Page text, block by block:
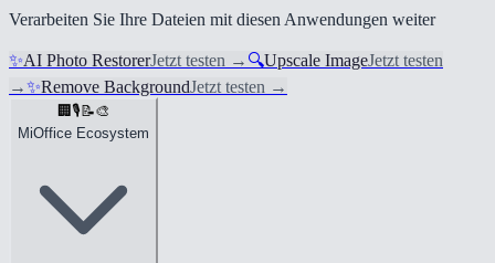
Verarbeiten Sie Ihre Dateien mit diesen Anwendungen weiter
✨AI Photo RestorerJetzt testen → 🔍Upscale ImageJetzt testen
→✨Remove BackgroundJetzt testen →
🏢🎙️📝🎨
MiOffice Ecosystem